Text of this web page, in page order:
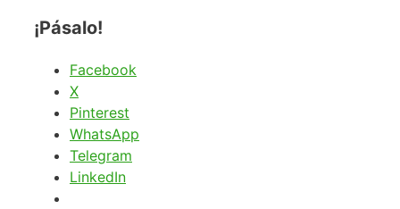
¡Pásalo!
Facebook
X
Pinterest
WhatsApp
Telegram
LinkedIn